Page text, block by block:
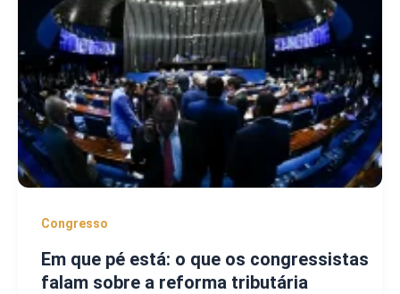
Congresso
Em que pé está: o que os congressistas
falam sobre a reforma tributária